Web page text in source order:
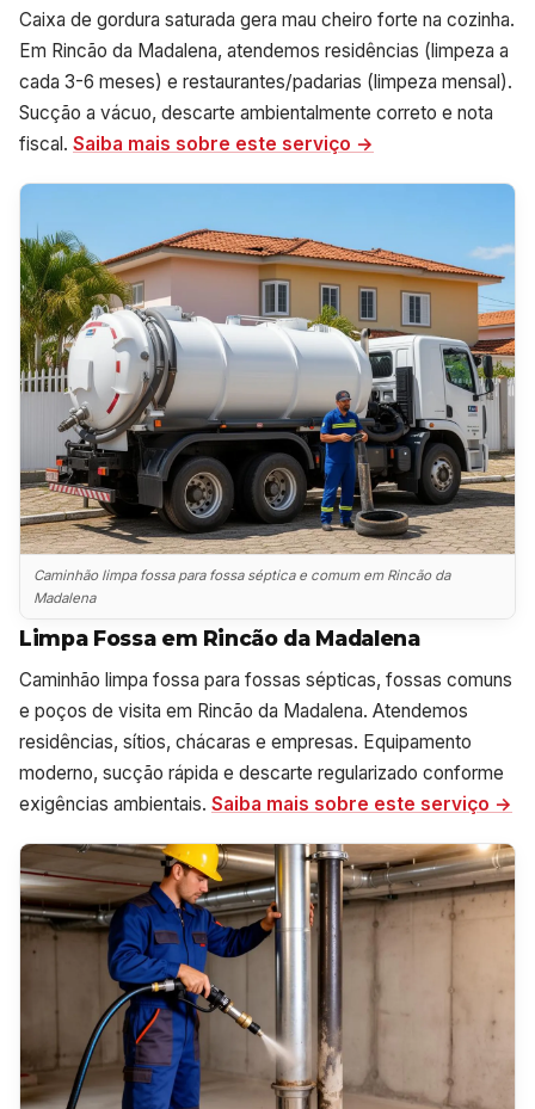
Caixa de gordura saturada gera mau cheiro forte na cozinha.
Em Rincão da Madalena, atendemos residências (limpeza a
cada 3-6 meses) e restaurantes/padarias (limpeza mensal).
Sucção a vácuo, descarte ambientalmente correto e nota
fiscal. Saiba mais sobre este serviço →
Caminhão limpa fossa para fossa séptica e comum em Rincão da
Madalena
Limpa Fossa em Rincão da Madalena
Caminhão limpa fossa para fossas sépticas, fossas comuns
e poços de visita em Rincão da Madalena. Atendemos
residências, sítios, chácaras e empresas. Equipamento
moderno, sucção rápida e descarte regularizado conforme
exigências ambientais. Saiba mais sobre este serviço →